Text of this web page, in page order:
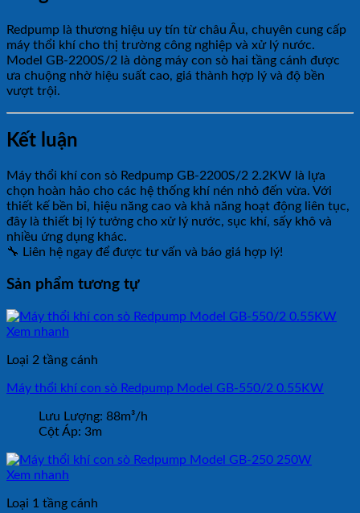
Redpump là thương hiệu uy tín từ châu Âu, chuyên cung cấp
máy thổi khí cho thị trường công nghiệp và xử lý nước.
Model GB-2200S/2 là dòng máy con sò hai tầng cánh được
ưa chuộng nhờ hiệu suất cao, giá thành hợp lý và độ bền
vượt trội.
Kết luận
Máy thổi khí con sò Redpump GB-2200S/2 2.2KW là lựa
chọn hoàn hảo cho các hệ thống khí nén nhỏ đến vừa. Với
thiết kế bền bỉ, hiệu năng cao và khả năng hoạt động liên tục,
đây là thiết bị lý tưởng cho xử lý nước, sục khí, sấy khô và
nhiều ứng dụng khác.
🔧 Liên hệ ngay để được tư vấn và báo giá hợp lý!
Sản phẩm tương tự
Xem nhanh
Loại 2 tầng cánh
Máy thổi khí con sò Redpump Model GB-550/2 0.55KW
Lưu Lượng: 88m³/h
Cột Áp: 3m
Xem nhanh
Loại 1 tầng cánh